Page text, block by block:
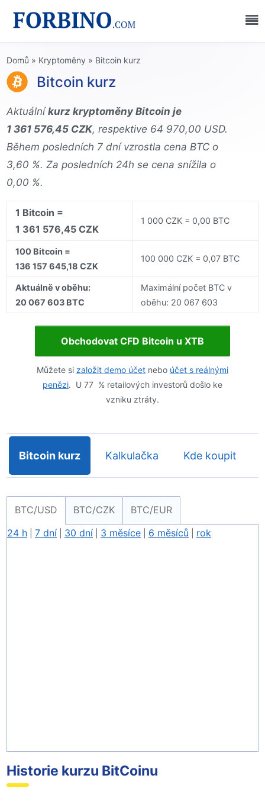
Domů » Kryptoměny » Bitcoin kurz
Bitcoin kurz
Aktuálníkurz kryptoměny Bitcoin je
1 361 576,45 CZK, respektive 64 970,00 USD.
Během posledních 7 dní vzrostla cena BTC o
3,60 %. Za posledních 24h se cena snížila o
0,00 %.
1 Bitcoin =
1 361 576,45 CZK
1 000 CZK = 0,00 BTC
100 Bitcoin =
136 157 645,18 CZK
100 000 CZK = 0,07 BTC
Aktuálně v oběhu:
20 067 603 BTC
Maximální počet BTC v
oběhu: 20 067 603
Obchodovat CFD Bitcoin u XTB
Můžete si založit demo účet nebo účet s reálnými
penězi. U 77 % retailových investorů došlo ke
vzniku ztráty.
Bitcoin kurz Kalkulačka Kde koupit
BTC/USD BTC/CZK
BTC/EUR
24 h
7 dní 30 dní 3 měsíce 6 měsíců rok
Historie kurzu BitCoinu